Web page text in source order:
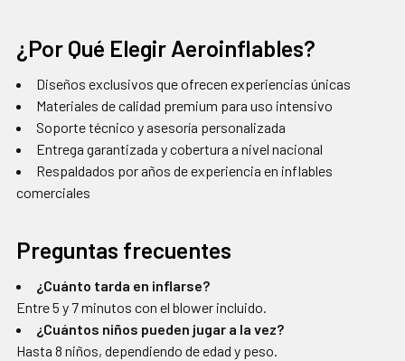
¿Por Qué Elegir Aeroinflables?
Diseños exclusivos que ofrecen experiencias únicas
Materiales de calidad premium para uso intensivo
Soporte técnico y asesoría personalizada
Entrega garantizada y cobertura a nivel nacional
Respaldados por años de experiencia en inflables
comerciales
Preguntas frecuentes
¿Cuánto tarda en inflarse?
Entre 5 y 7 minutos con el blower incluido.
¿Cuántos niños pueden jugar a la vez?
Hasta 8 niños, dependiendo de edad y peso.